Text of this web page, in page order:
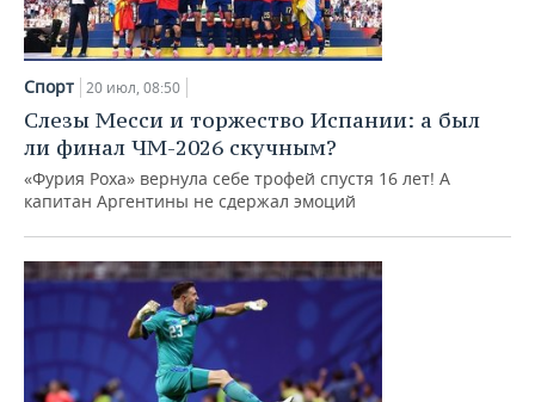
Спорт 20 июл, 08:50
Слезы Месси и торжество Испании: а был
ли финал ЧМ-2026 скучным?
«Фурия Роха» вернула себе трофей спустя 16 лет! А
капитан Аргентины не сдержал эмоций